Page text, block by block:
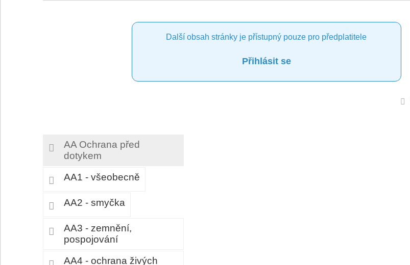
Další obsah stránky je přístupný pouze pro předplatitele
Přihlásit se
AA Ochrana před
dotykem
AA1 - všeobecně
AA2 - smyčka
AA3 - zemnění,
pospojování
AA4 - ochrana živých